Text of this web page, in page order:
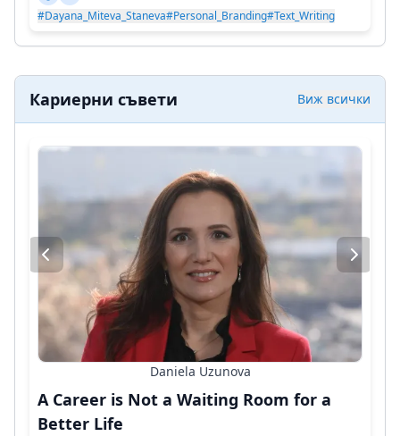
#Dayana_Miteva_Staneva#Personal_Branding#Text_Writing
Кариерни съвети Виж всички
Daniela Uzunova
A Career is Not a Waiting Room for a
Better Life